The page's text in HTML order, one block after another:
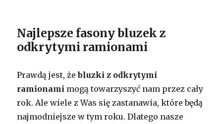
Najlepsze fasony bluzek z
odkrytymi ramionami
Prawdą jest, żebluzki z odkrytymi
ramionami mogą towarzyszyć nam przez cały
rok. Ale wiele z Was się zastanawia, które będą
najmodniejsze w tym roku. Dlatego nasze